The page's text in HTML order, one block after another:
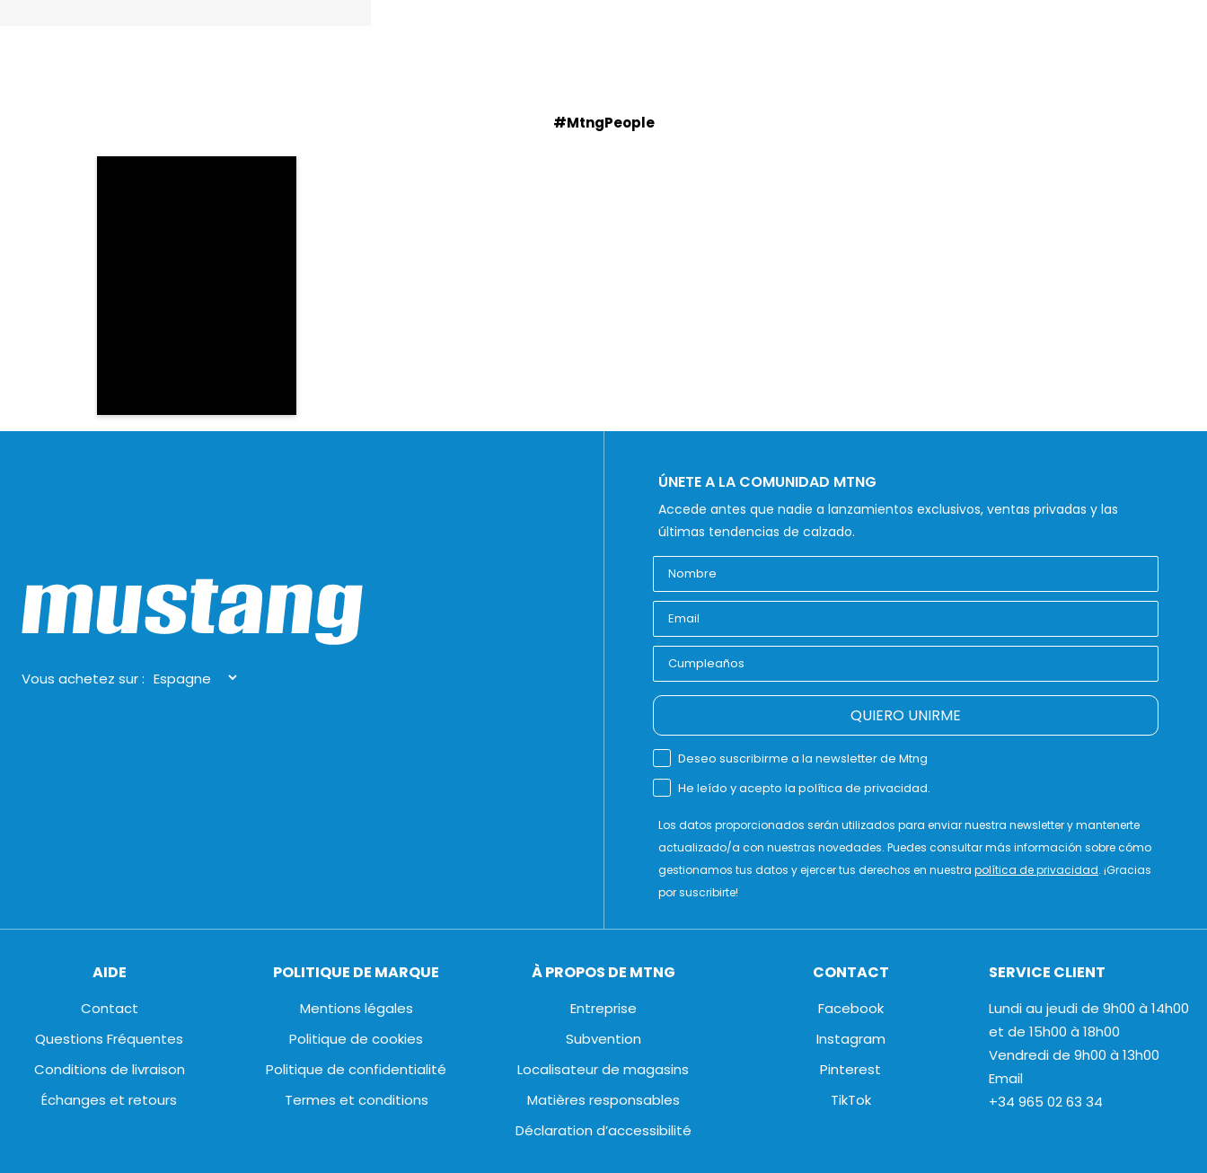
#MtngPeople
Vous achetez sur :
ÚNETE A LA COMUNIDAD MTNG
Accede antes que nadie a lanzamientos exclusivos, ventas privadas y las
últimas tendencias de calzado.
QUIERO UNIRME
Deseo suscribirme a la newsletter de Mtng
He leído y acepto la política de privacidad.
Los datos proporcionados serán utilizados para enviar nuestra newsletter y mantenerte
actualizado/a con nuestras novedades. Puedes consultar más información sobre cómo
gestionamos tus datos y ejercer tus derechos en nuestra política de privacidad. ¡Gracias
por suscribirte!
AIDE
Contact
Questions Fréquentes
Conditions de livraison
Échanges et retours
POLITIQUE DE MARQUE
Mentions légales
Politique de cookies
Politique de confidentialité
Termes et conditions
À PROPOS DE MTNG
Entreprise
Subvention
Localisateur de magasins
Matières responsables
Déclaration d’accessibilité
CONTACT
Facebook
Instagram
Pinterest
TikTok
SERVICE CLIENT
Lundi au jeudi de 9h00 à 14h00
et de 15h00 à 18h00
Vendredi de 9h00 à 13h00
Email
+34 965 02 63 34